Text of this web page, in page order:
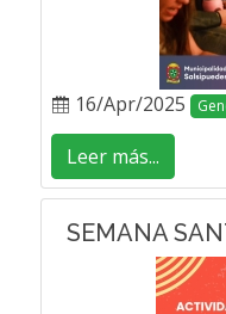
16/Apr/2025
Leer más...
SEMANA